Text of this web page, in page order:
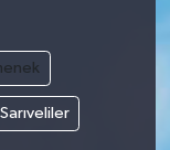
Sarıveliler